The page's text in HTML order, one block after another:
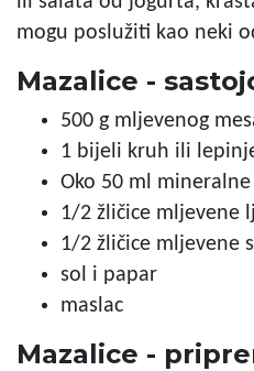
mogu poslužiti kao neki
Mazalice -
500 g mljevenog
1 bijeli kruh ili
Oko 50 ml
1/2 žličice mljevene
1/2 žličice mljevene
sol i papar
maslac
Mazalice -